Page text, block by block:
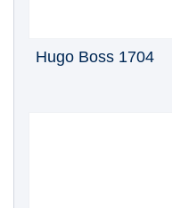
Hugo Boss 1704